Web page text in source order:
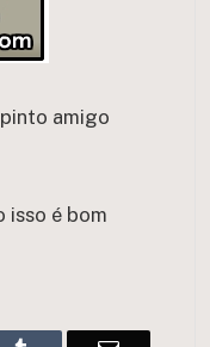
amigo
isso é bom